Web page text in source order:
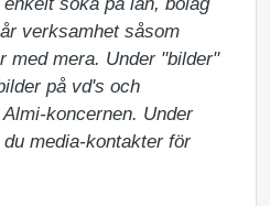
verksamhet såsom
med mera. Under "bilder"
på vd's och
koncernen. Under
media-kontakter för